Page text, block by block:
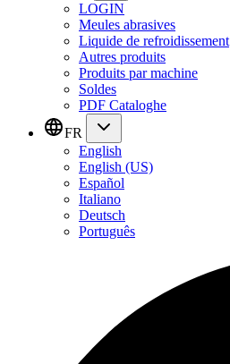
LOGIN
Meules abrasives
Liquide de refroidissement
Autres produits
Produits par machine
Soldes
PDF Cataloghe
FR
English
English (US)
Español
Italiano
Deutsch
Português